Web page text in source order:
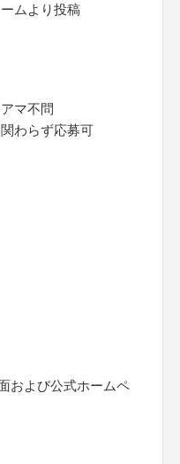
ムより投稿
マ不問
わらず応募可
および公式ホームペ